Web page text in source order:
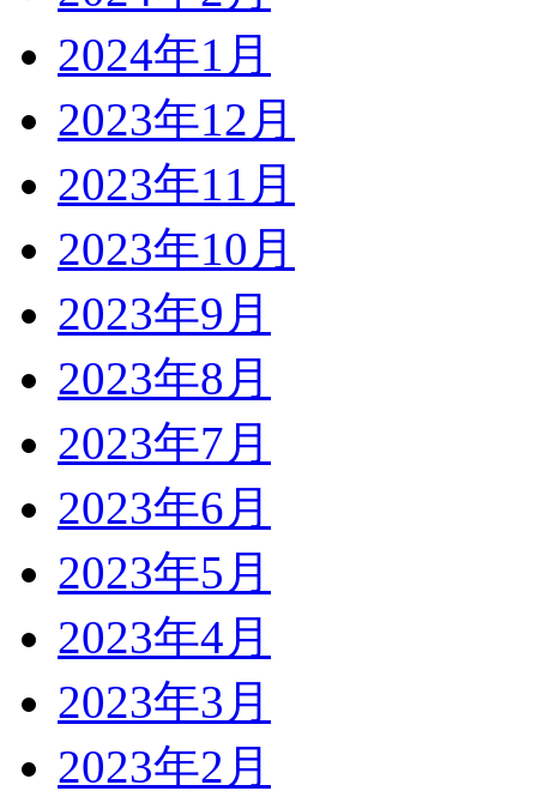
2024年1月
2023年12月
2023年11月
2023年10月
2023年9月
2023年8月
2023年7月
2023年6月
2023年5月
2023年4月
2023年3月
2023年2月